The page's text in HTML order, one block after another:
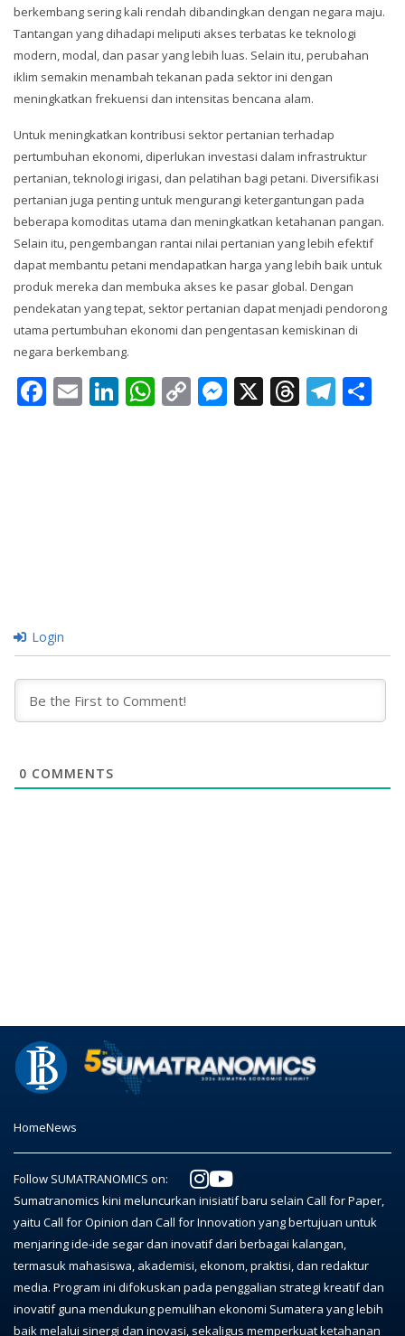
berkembang sering kali rendah dibandingkan dengan negara maju.
Tantangan yang dihadapi meliputi akses terbatas ke teknologi
modern, modal, dan pasar yang lebih luas. Selain itu, perubahan
iklim semakin menambah tekanan pada sektor ini dengan
meningkatkan frekuensi dan intensitas bencana alam.
Untuk meningkatkan kontribusi sektor pertanian terhadap
pertumbuhan ekonomi, diperlukan investasi dalam infrastruktur
pertanian, teknologi irigasi, dan pelatihan bagi petani. Diversifikasi
pertanian juga penting untuk mengurangi ketergantungan pada
beberapa komoditas utama dan meningkatkan ketahanan pangan.
Selain itu, pengembangan rantai nilai pertanian yang lebih efektif
dapat membantu petani mendapatkan harga yang lebih baik untuk
produk mereka dan membuka akses ke pasar global. Dengan
pendekatan yang tepat, sektor pertanian dapat menjadi pendorong
utama pertumbuhan ekonomi dan pengentasan kemiskinan di
negara berkembang.
Facebook
EmailLinkedIn
WhatsApp
CopyMessenger
X
Login
0 COMMENTS
HomeNews
Follow SUMATRANOMICS on:
Sumatranomics kini meluncurkan inisiatif baru selain Call for Paper,
yaitu Call for Opinion dan Call for Innovation yang bertujuan untuk
menjaring ide-ide segar dan inovatif dari berbagai kalangan,
termasuk mahasiswa, akademisi, ekonom, praktisi, dan redaktur
media. Program ini difokuskan pada penggalian strategi kreatif dan
inovatif guna mendukung pemulihan ekonomi Sumatera yang lebih
baik melalui sinergi dan inovasi, sekaligus memperkuat ketahanan